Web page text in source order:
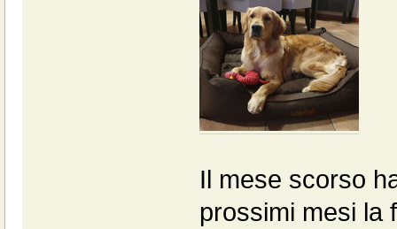
Il mese scorso
prossimi mesi la